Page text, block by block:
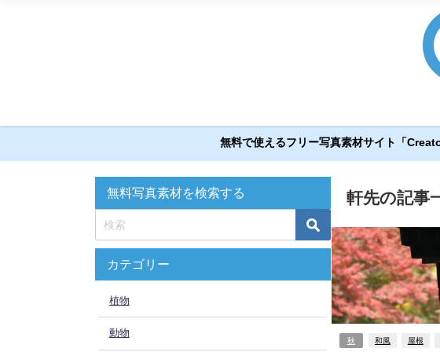
無料で使えるフリー写真素材サイト「
軒先の記事
秋 和風 屋根
無料写真素材を検索する
カテゴリー
植物
動物